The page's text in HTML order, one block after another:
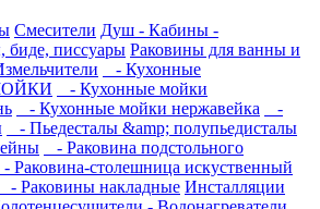
Смесители Душ - Кабины -
биде, писсуары Раковины для ванны и
- Кухонные
- Кухонные мойки
- Кухонные мойки нержавейка
-
- Пьедесталы &amp; полупьедисталы
- Раковина подстольного
- Раковина-столешница искуственный
- Раковины накладные Инсталляции